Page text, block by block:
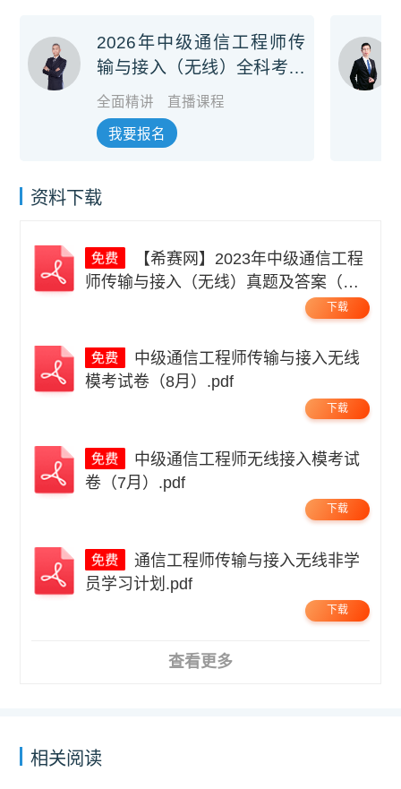
2026年中级通信工程师传
输与接入（无线）全科考前
冲刺班
全面精讲 直播课程
我要报名
资料下载
师传输与接入（无线）真题及答案（更
下载
模考试卷（8月）.pdf
下载
卷（7月）.pdf
下载
通信工程师传输与接入无线非学
员学习计划.pdf
下载
查看更多
相关阅读